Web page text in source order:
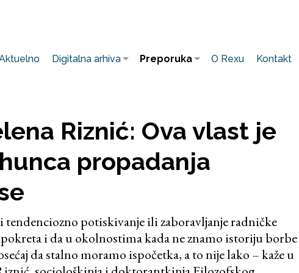
Digitalna arhiva Preporuka O Rexu Kontakt
Riznić: Ova vlast je
propadanja
potiskivanje ili zaboravljanje radničke
i da u okolnostima kada ne znamo istoriju borbe
da stalno moramo ispočetka, a to nije lako – kaže u